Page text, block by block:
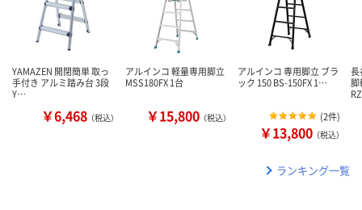
YAMAZEN 開閉簡単 取っ
手付き アルミ踏み台 3段
Y…
￥6,468 （税込）
アルインコ 軽量専用脚立
MSS180FX 1台
￥15,800 （税込）
アルインコ 専用脚立 ブラ
ック 150 BS-150FX 1…
(2件)
￥13,800 （税込）
長
脚
ランキング一覧